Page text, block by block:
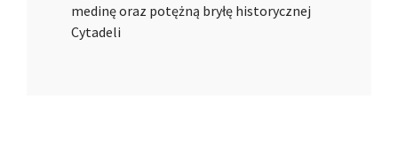
medinę oraz potężną bryłę historycznej
Cytadeli